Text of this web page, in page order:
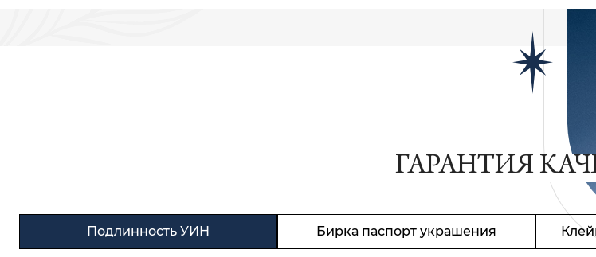
ГАРАНТИЯ
Подлинность УИН Бирка паспорт украшения